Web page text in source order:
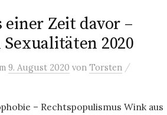
einer Zeit davor –
2020
9. August 2020 von Torsten /
– Rechtspopulismus Wink aus